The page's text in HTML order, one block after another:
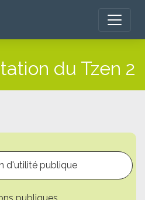
du Tzen 2
d'utilité publique
publiques